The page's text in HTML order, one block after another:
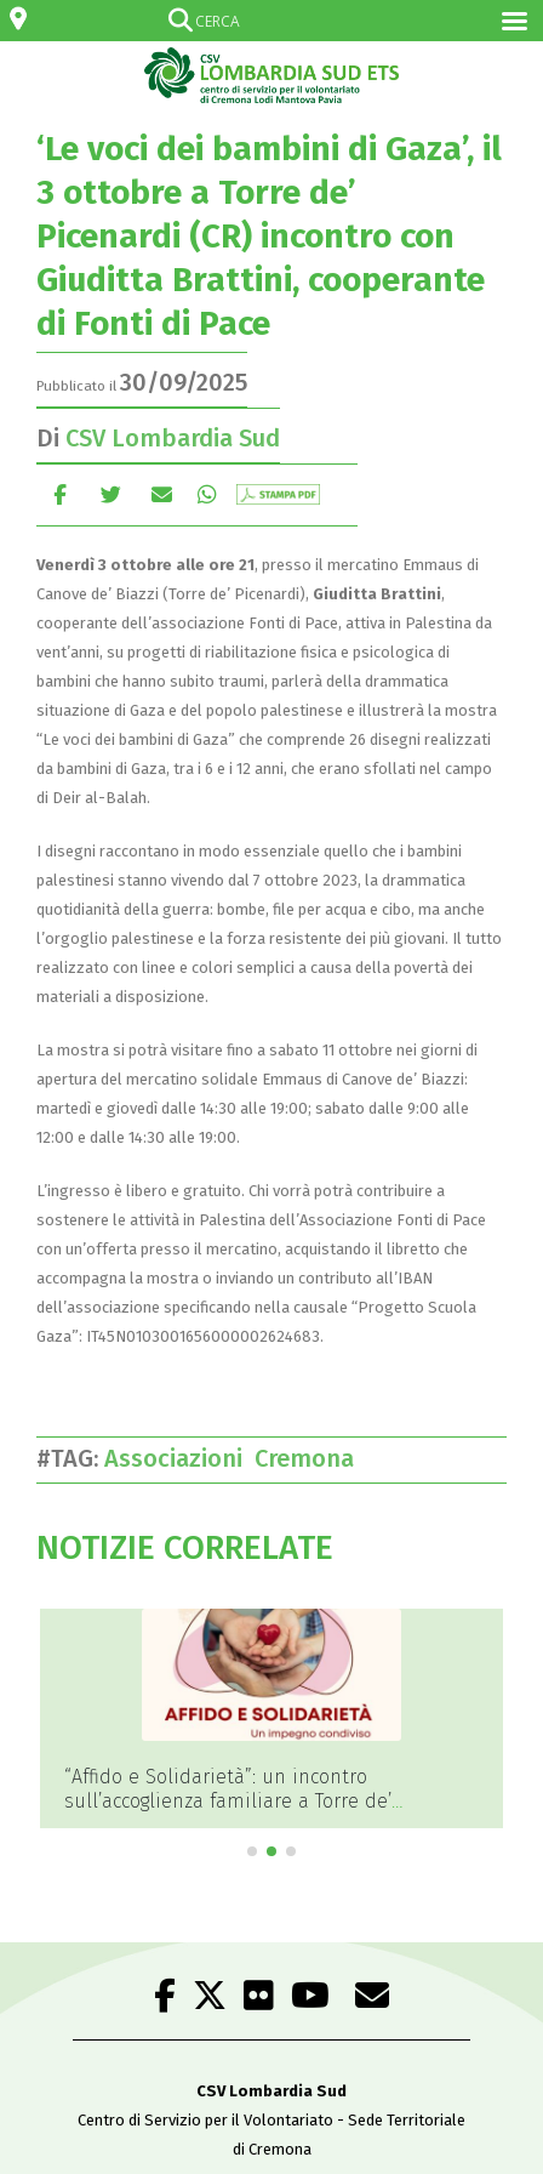
‘Le voci dei bambini di Gaza’, il
3 ottobre a Torre de’
Picenardi (CR) incontro con
Giuditta Brattini, cooperante
di Fonti di Pace
Pubblicato il 30/09/2025
Di CSV Lombardia Sud
Venerdì 3 ottobre alle ore 21, presso il mercatino Emmaus di
Canove de’ Biazzi (Torre de’ Picenardi), Giuditta Brattini,
cooperante dell’associazione Fonti di Pace, attiva in Palestina da
vent’anni, su progetti di riabilitazione fisica e psicologica di
bambini che hanno subito traumi, parlerà della drammatica
situazione di Gaza e del popolo palestinese e illustrerà la mostra
“Le voci dei bambini di Gaza” che comprende 26 disegni realizzati
da bambini di Gaza, tra i 6 e i 12 anni, che erano sfollati nel campo
di Deir al-Balah.
I disegni raccontano in modo essenziale quello che i bambini
palestinesi stanno vivendo dal 7 ottobre 2023, la drammatica
quotidianità della guerra: bombe, file per acqua e cibo, ma anche
l’orgoglio palestinese e la forza resistente dei più giovani. Il tutto
realizzato con linee e colori semplici a causa della povertà dei
materiali a disposizione.
La mostra si potrà visitare fino a sabato 11 ottobre nei giorni di
apertura del mercatino solidale Emmaus di Canove de’ Biazzi:
martedì e giovedì dalle 14:30 alle 19:00; sabato dalle 9:00 alle
12:00 e dalle 14:30 alle 19:00.
L’ingresso è libero e gratuito. Chi vorrà potrà contribuire a
sostenere le attività in Palestina dell’Associazione Fonti di Pace
con un’offerta presso il mercatino, acquistando il libretto che
accompagna la mostra o inviando un contributo all’IBAN
dell’associazione specificando nella causale “Progetto Scuola
Gaza”: IT45N0103001656000002624683.
#TAG: Associazioni Cremona
NOTIZIE CORRELATE
“Affido e Solidarietà”: un incontro
sull’accoglienza familiare a Torre de’
Picenardi
CSV Lombardia Sud
Centro di Servizio per il Volontariato - Sede Territoriale
di Cremona